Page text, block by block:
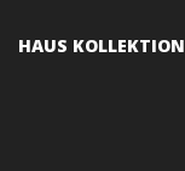
HAUS KOLLEKTION